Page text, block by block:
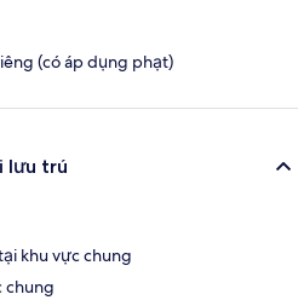
(có áp dụng phạt)
lưu trú
khu vực chung
chung